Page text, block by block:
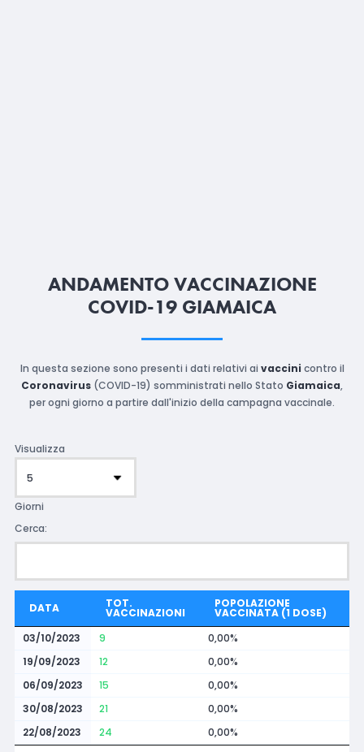
ANDAMENTO VACCINAZIONE
COVID-19 GIAMAICA
In questa sezione sono presenti i dati relativi ai vaccini contro il
Coronavirus (COVID-19) somministrati nello Stato Giamaica,
per ogni giorno a partire dall'inizio della campagna vaccinale.
Visualizza
Giorni
Cerca:
DATA TOT.
VACCINAZIONI
POPOLAZIONE
VACCINATA (1 DOSE)
03/10/2023
9
0,00%
19/09/2023
12
0,00%
06/09/2023
15
0,00%
30/08/2023
21
0,00%
22/08/2023
24
0,00%